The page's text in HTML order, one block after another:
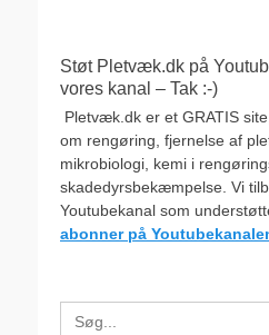
Støt Pletvæk.dk på
vores kanal – Tak :-)
Pletvæk.dk er et GRATIS
om rengøring, fjernelse af
mikrobiologi, kemi i
skadedyrsbekæmpelse. Vi
Youtubekanal som
abonner på
Search
for: